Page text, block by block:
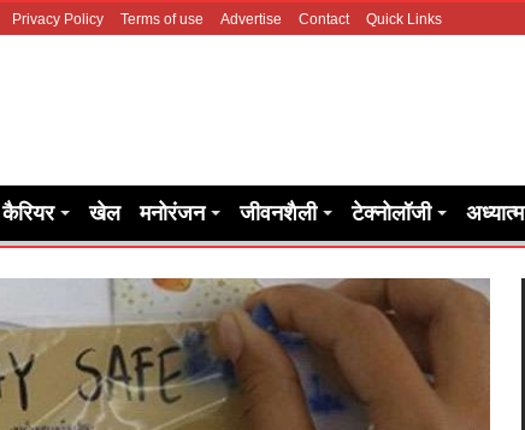
Privacy Policy Terms of use Advertise Contact Quick Links
कैरियर खेल मनोरंजन जीवनशैली टेक्नोलॉजी अध्यात्म